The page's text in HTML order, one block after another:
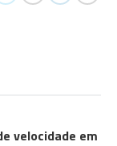
velocidade em